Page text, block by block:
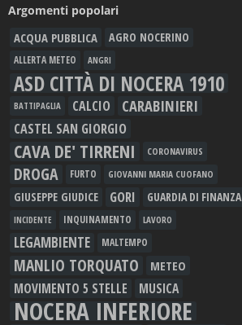
Argomenti popolari
ACQUA PUBBLICA AGRO NOCERINO
ALLERTA METEO ANGRI
ASD CITTÀ DI NOCERA 1910
BATTIPAGLIA CALCIO CARABINIERI
CASTEL SAN GIORGIO
CAVA DE' TIRRENI CORONAVIRUS
DROGA FURTO GIOVANNI MARIA CUOFANO
GIUSEPPE GIUDICE GORI GUARDIA DI FINANZA
INCIDENTE INQUINAMENTO LAVORO
LEGAMBIENTE MALTEMPO
MANLIO TORQUATO METEO
MOVIMENTO 5 STELLE MUSICA
NOCERA INFERIORE